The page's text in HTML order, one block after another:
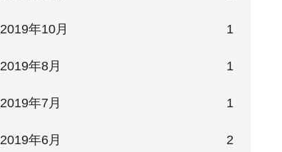
2019年10月 1
2019年8月 1
2019年7月 1
2019年6月 2